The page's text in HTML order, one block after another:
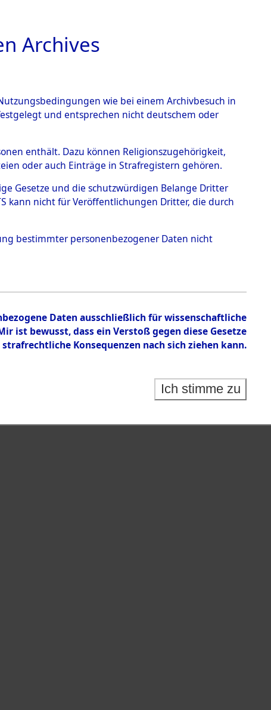
Archives
wie bei einem Archivbesuch in
und entsprechen nicht deutschem oder
enthält. Dazu können Religionszugehörigkeit,
oder auch Einträge in Strafregistern gehören.
Gesetze und die schutzwürdigen Belange Dritter
kann nicht für Veröffentlichungen Dritter, die durch
bestimmter personenbezogener Daten nicht
Daten ausschließlich für wissenschaftliche
ist bewusst, dass ein Verstoß gegen diese Gesetze
Konsequenzen nach sich ziehen kann.
Ich stimme zu